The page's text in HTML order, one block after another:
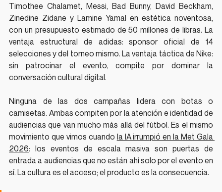
Timothee Chalamet, Messi, Bad Bunny, David Beckham,
Zinedine Zidane y Lamine Yamal en estética noventosa,
con un presupuesto estimado de 50 millones de libras. La
ventaja estructural de adidas: sponsor oficial de 14
selecciones y del torneo mismo. La ventaja táctica de Nike:
sin patrocinar el evento, compite por dominar la
conversación cultural digital.
Ninguna de las dos campañas lidera con botas o
camisetas. Ambas compiten por la atención e identidad de
audiencias que van mucho más allá del fútbol. Es el mismo
movimiento que vimos cuando la IA irrumpió en la Met Gala
2026: los eventos de escala masiva son puertas de
entrada a audiencias que no están ahí solo por el evento en
sí. La cultura es el acceso; el producto es la consecuencia.